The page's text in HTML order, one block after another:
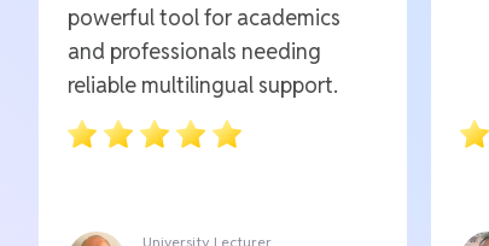
powerful tool for academics
and professionals needing
reliable multilingual support.
University Lecturer